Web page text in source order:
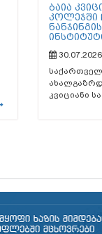
ბაია
კოლეჯში
30.07.2026
კვიციანი